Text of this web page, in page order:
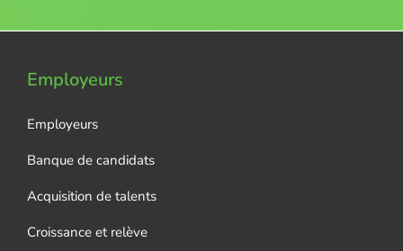
Employeurs
Employeurs
Banque de candidats
Acquisition de talents
Croissance et relève